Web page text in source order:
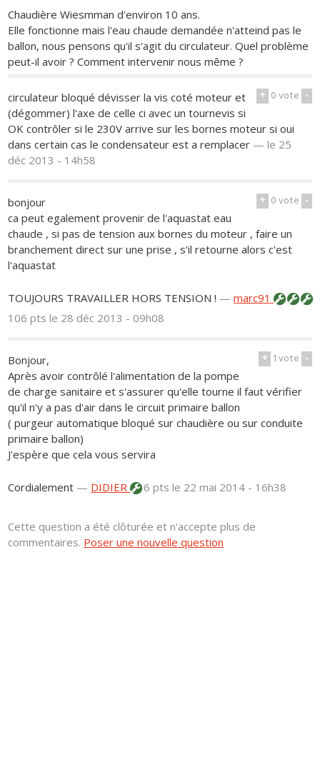
Chaudière Wiesmman d'environ 10 ans.
Elle fonctionne mais l'eau chaude demandée n'atteind pas le
ballon, nous pensons qu'il s'agit du circulateur. Quel problème
peut-il avoir ? Comment intervenir nous même ?
+ 0vote -
circulateur bloqué dévisser la vis coté moteur et
(dégommer) l'axe de celle ci avec un tournevis si
OK contrôler si le 230V arrive sur les bornes moteur si oui
dans certain cas le condensateur est a remplacer —le 25
déc 2013 - 14h58
+ 0vote -
bonjour
ca peut egalement provenir de l'aquastat eau
chaude , si pas de tension aux bornes du moteur , faire un
branchement direct sur une prise , s'il retourne alors c'est
l'aquastat
TOUJOURS TRAVAILLER HORS TENSION ! —marc91
106 ptsle 28 déc 2013 - 09h08
+ 1vote -
Bonjour,
Après avoir contrôlé l'alimentation de la pompe
de charge sanitaire et s'assurer qu'elle tourne il faut vérifier
qu'il n'y a pas d'air dans le circuit primaire ballon
( purgeur automatique bloqué sur chaudière ou sur conduite
primaire ballon)
J'espère que cela vous servira
Cordialement — DIDIER 6 ptsle 22 mai 2014 - 16h38
Cette question a été clôturée et n'accepte plus de
commentaires. Poser une nouvelle question